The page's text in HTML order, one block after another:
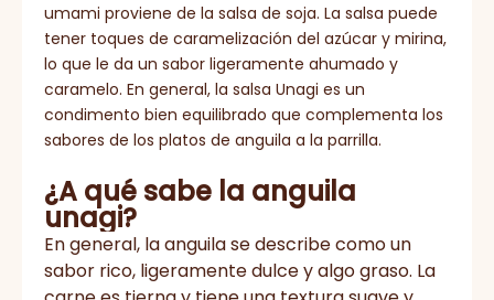
umami proviene de la salsa de soja. La salsa puede
tener toques de caramelización del azúcar y mirina,
lo que le da un sabor ligeramente ahumado y
caramelo. En general, la salsa Unagi es un
condimento bien equilibrado que complementa los
sabores de los platos de anguila a la parrilla.
¿A qué sabe la anguila
unagi?
En general, la anguila se describe como un
sabor rico, ligeramente dulce y algo graso. La